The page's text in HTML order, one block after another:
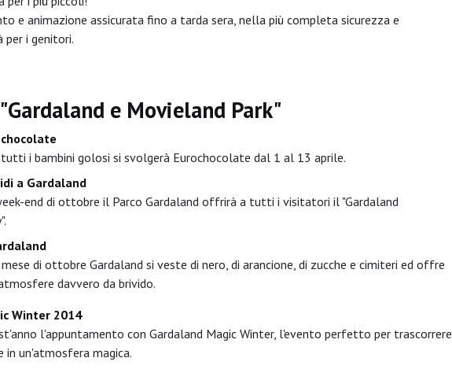
e animazione assicurata fino a tarda sera, nella più completa sicurezza e
i genitori.
e Movieland Park"
tutti i bambini golosi si svolgerà Eurochocolate dal 1 al 13 aprile.
a Gardaland
end di ottobre il Parco Gardaland offrirà a tutti i visitatori il "Gardaland
di ottobre Gardaland si veste di nero, di arancione, di zucche e cimiteri ed offre
davvero da brivido.
Winter 2014
l'appuntamento con Gardaland Magic Winter, l'evento perfetto per trascorrere
un'atmosfera magica.